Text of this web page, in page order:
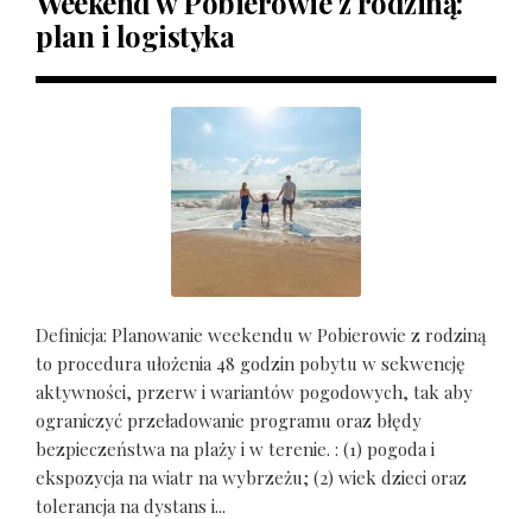
plan i logistyka
Definicja: Planowanie weekendu w Pobierowie z rodziną
to procedura ułożenia 48 godzin pobytu w sekwencję
aktywności, przerw i wariantów pogodowych, tak aby
ograniczyć przeładowanie programu oraz błędy
bezpieczeństwa na plaży i w terenie. : (1) pogoda i
ekspozycja na wiatr na wybrzeżu; (2) wiek dzieci oraz
tolerancja na dystans i...